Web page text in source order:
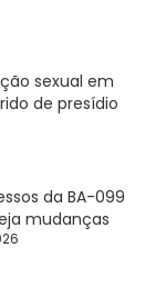
sexual em
de presídio
da BA-099
mudanças